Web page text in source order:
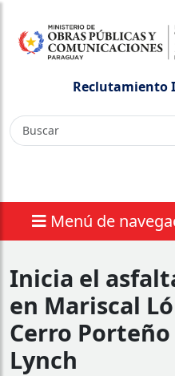
Menú de
Inicia el
en Mariscal
Cerro
Lynch